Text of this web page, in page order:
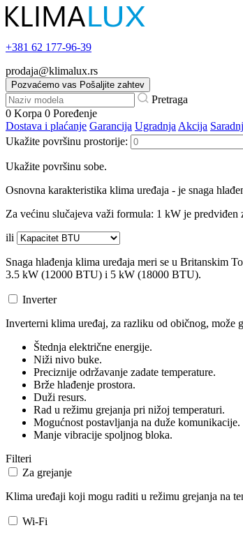
+381 62 177-96-39
prodaja@klimalux.rs
Pozvaćemo vas Pošaljite zahtev
Pretraga
0 Korpa 0 Poređenje
Dostava i plaćanje Garancija Ugradnja Akcija
Ukažite površinu prostorije:
Ukažite površinu sobe.
Osnovna karakteristika klima uređaja - je snaga
Za većinu slučajeva važi formula: 1 kW je predviđen
ili
Snaga hlađenja klima uređaja meri se u Britanskim
3.5 kW (12000 BTU) i 5 kW (18000 BTU).
Inverter
Inverterni klima uređaj, za razliku od običnog, može
Štednja električne energije.
Niži nivo buke.
Preciznije održavanje zadate temperature.
Brže hlađenje prostora.
Duži resurs.
Rad u režimu grejanja pri nižoj temperaturi.
Mogućnost postavljanja na duže komunikacije.
Manje vibracije spoljnog bloka.
Filteri
Za grejanje
Klima uređaji koji mogu raditi u režimu grejanja na
Wi-Fi